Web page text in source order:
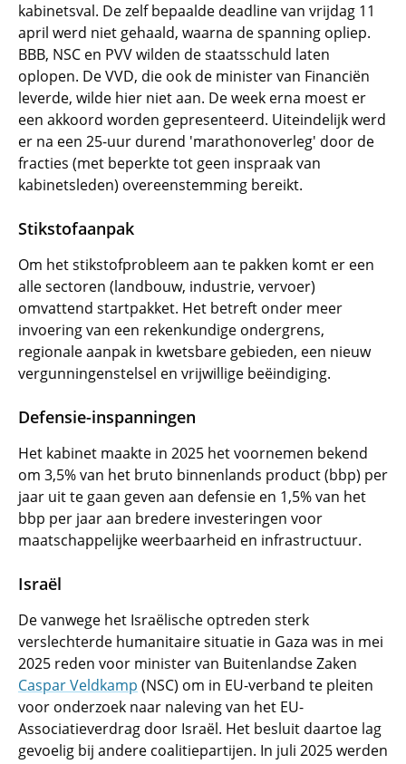
kabinetsval. De zelf bepaalde deadline van vrijdag 11
april werd niet gehaald, waarna de spanning opliep.
BBB, NSC en PVV wilden de staatsschuld laten
oplopen. De VVD, die ook de minister van Financiën
leverde, wilde hier niet aan. De week erna moest er
een akkoord worden gepresenteerd. Uiteindelijk werd
er na een 25-uur durend 'marathonoverleg' door de
fracties (met beperkte tot geen inspraak van
kabinetsleden) overeenstemming bereikt.
Stikstofaanpak
Om het stikstofprobleem aan te pakken komt er een
alle sectoren (landbouw, industrie, vervoer)
omvattend startpakket. Het betreft onder meer
invoering van een rekenkundige ondergrens,
regionale aanpak in kwetsbare gebieden, een nieuw
vergunningenstelsel en vrijwillige beëindiging.
Defensie-inspanningen
Het kabinet maakte in 2025 het voornemen bekend
om 3,5% van het bruto binnenlands product (bbp) per
jaar uit te gaan geven aan defensie en 1,5% van het
bbp per jaar aan bredere investeringen voor
maatschappelijke weerbaarheid en infrastructuur.
Israël
De vanwege het Israëlische optreden sterk
verslechterde humanitaire situatie in Gaza was in mei
2025 reden voor minister van Buitenlandse Zaken
Caspar Veldkamp (NSC) om in EU-verband te pleiten
voor onderzoek naar naleving van het EU-
Associatieverdrag door Israël. Het besluit daartoe lag
gevoelig bij andere coalitiepartijen. In juli 2025 werden